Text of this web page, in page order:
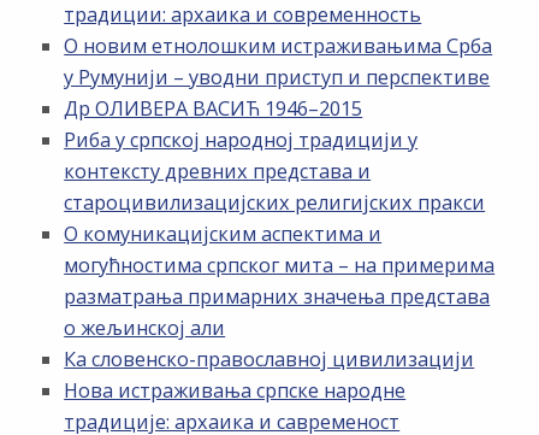
традиции: архаика и современность
О новим етнолошким истраживањима Срба
у Румунији – уводни приступ и перспективе
Др ОЛИВЕРА ВАСИЋ 1946–2015
Риба у српској народној традицији у
контексту древних представа и
староцивилизацијских религијских пракси
О комуникацијским аспектима и
могућностима српског мита – на примерима
разматрања примарних значења представа
о жељинској али
Ка словенско-православној цивилизацији
Нова истраживања српске народне
традиције: архаика и савременост